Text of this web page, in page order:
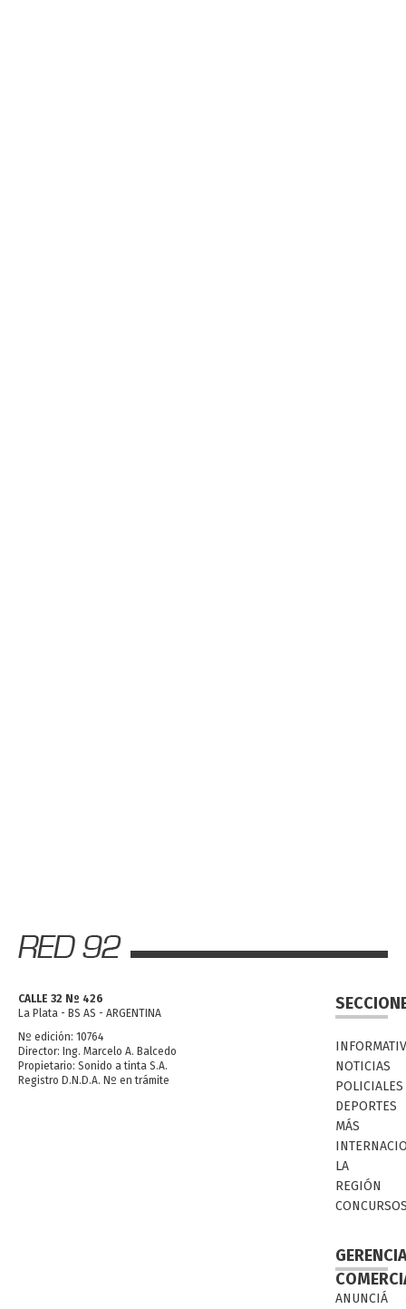
CALLE 32 Nº 426
La Plata - BS AS - ARGENTINA
Nº edición: 10764
Director: Ing. Marcelo A. Balcedo
Propietario: Sonido a tinta S.A.
Registro D.N.D.A. Nº en trámite
NOTICIAS
POLICIALES
DEPORTES
MÁS
LA
REGIÓN
ANUNCIÁ